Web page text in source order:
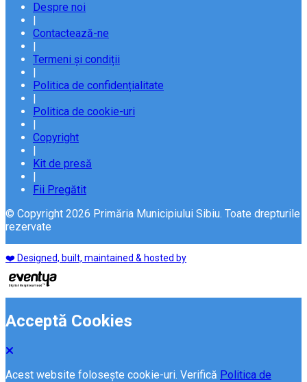
Despre noi
|
Contactează-ne
|
Termeni și condiții
|
Politica de confidențialitate
|
Politica de cookie-uri
|
Copyright
|
Kit de presă
|
Fii Pregătit
© Copyright 2026 Primăria Municipiului Sibiu. Toate drepturile
rezervate
❤️ Designed, built, maintained & hosted by
Acceptă Cookies
Acest website folosește cookie-uri. Verifică Politica de